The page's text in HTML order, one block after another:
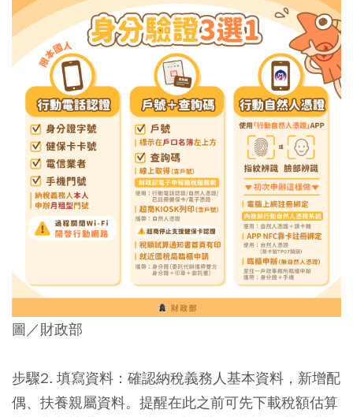
圖／財政部
步驟2. 填寫資料 ：確認納稅義務人基本資料，新增配
偶、扶養親屬資料。提醒在此之前可先下載稅額估算